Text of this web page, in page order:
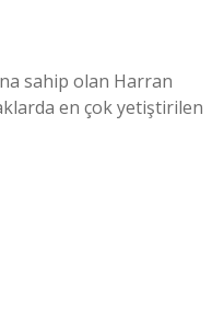
sahip olan Harran
en çok yetiştirilen